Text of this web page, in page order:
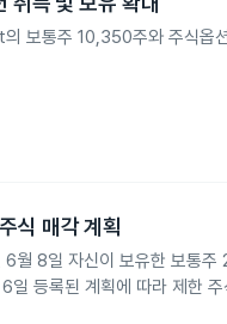
통주 10,350주와 주식옵
매각 계획
8일 자신이 보유한 보통
등록된 계획에 따라 제한